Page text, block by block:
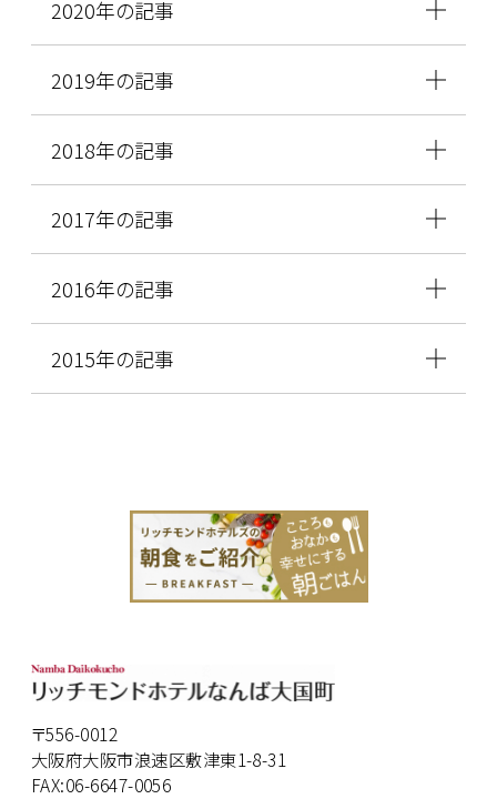
2020年の記事
2019年の記事
2018年の記事
2017年の記事
2016年の記事
2015年の記事
〒556-0012
大阪府大阪市浪速区敷津東1-8-31
FAX:06-6647-0056